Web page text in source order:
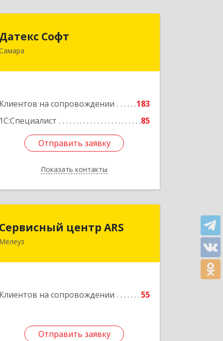
Датекс Софт
Клиентов на сопровождении
183
1С:Специалист
85
Отправить заявку
Показать контакты
443070, Самарская обл, Самара г,
Отправить заявку
Назад
Сервисный центр ARS
Мелеуз
Клиентов на сопровождении 55
Отправить заявку
Сервисный центр ARS
Отправить заявку